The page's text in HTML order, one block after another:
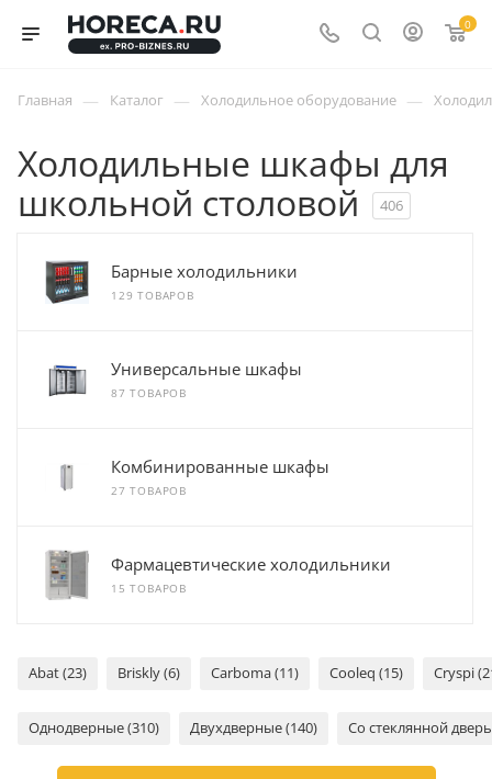
0
Главная — Каталог — Холодильное оборудование —
Холодильные шкафы для
школьной столовой
406
Барные холодильники
129 ТОВАРОВ
Универсальные шкафы
87 ТОВАРОВ
Комбинированные шкафы
27 ТОВАРОВ
Фармацевтические холодильники
15 ТОВАРОВ
Abat (23) Briskly (6) Carboma (11) Cooleq (15) Cryspi
Однодверные (310) Двухдверные (140) Со стеклянной